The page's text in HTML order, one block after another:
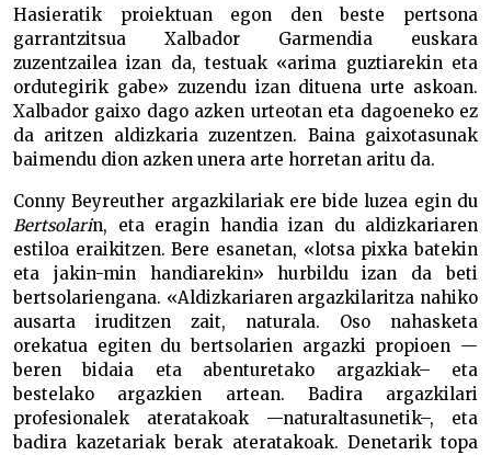
Hasieratik proiektuan egon den beste pertsona
garrantzitsua Xalbador Garmendia euskara
zuzentzailea izan da, testuak «arima guztiarekin eta
ordutegirik gabe» zuzendu izan dituena urte askoan.
Xalbador gaixo dago azken urteotan eta dagoeneko ez
da aritzen aldizkaria zuzentzen. Baina gaixotasunak
baimendu dion azken unera arte horretan aritu da.
Conny Beyreuther argazkilariak ere bide luzea egin du
Bertsolarin, eta eragin handia izan du aldizkariaren
estiloa eraikitzen. Bere esanetan, «lotsa pixka batekin
eta jakin-min handiarekin» hurbildu izan da beti
bertsolariengana. «Aldizkariaren argazkilaritza nahiko
ausarta iruditzen zait, naturala. Oso nahasketa
orekatua egiten du bertsolarien argazki propioen —
beren bidaia eta abenturetako argazkiak– eta
bestelako argazkien artean. Badira argazkilari
profesionalek ateratakoak —naturaltasunetik–, eta
badira kazetariak berak ateratakoak. Denetarik topa